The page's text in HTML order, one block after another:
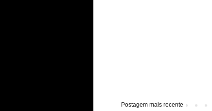
Postagem mais recente